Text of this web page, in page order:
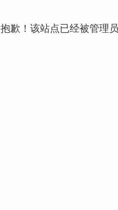
抱歉！该站点已经被管理